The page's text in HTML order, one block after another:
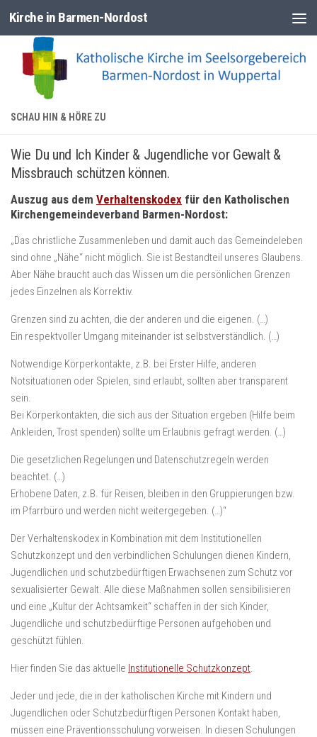
Zum Inhalt springen
Kirche in Barmen-Nordost
SCHAU HIN & HÖRE ZU
Wie Du und Ich Kinder & Jugendliche vor Gewalt &
Missbrauch schützen können.
Auszug aus dem Verhaltenskodex für den Katholischen
Kirchengemeindeverband Barmen-Nordost:
„Das christliche Zusammenleben und damit auch das Gemeindeleben
sind ohne „Nähe“ nicht möglich. Sie ist Bestandteil unseres Glaubens.
Aber Nähe braucht auch das Wissen um die persönlichen Grenzen
jedes Einzelnen als Korrektiv.
Grenzen sind zu achten, die der anderen und die eigenen. (…)
Ein respektvoller Umgang miteinander ist selbstverständlich. (…)
Notwendige Körperkontakte, z.B. bei Erster Hilfe, anderen
Notsituationen oder Spielen, sind erlaubt, sollten aber transparent
sein.
Bei Körperkontakten, die sich aus der Situation ergeben (Hilfe beim
Ankleiden, Trost spenden) sollte um Erlaubnis gefragt werden. (…)
Die gesetzlichen Regelungen und Datenschutzregeln werden
beachtet. (…)
Erhobene Daten, z.B. für Reisen, bleiben in den Gruppierungen bzw.
im Pfarrbüro und werden nicht weitergegeben. (…)“
Der Verhaltenskodex in Kombination mit dem Institutionellen
Schutzkonzept und den verbindlichen Schulungen dienen Kindern,
Jugendlichen und schutzbedürftigen Erwachsenen zum Schutz vor
sexualisierter Gewalt. Alle diese Maßnahmen sollen sensibilisieren
und eine „Kultur der Achtsamkeit“ schaffen in der sich Kinder,
Jugendliche und schutzbedürftige Personen aufgehoben und
geschützt fühlen.
Hier finden Sie das aktuelle Institutionelle Schutzkonzept.
Jeder und jede, die in der katholischen Kirche mit Kindern und
Jugendlichen oder Schutzbedürftigen Personen Kontakt haben,
müssen eine Präventionsschulung vorweisen. In diesen Schulungen